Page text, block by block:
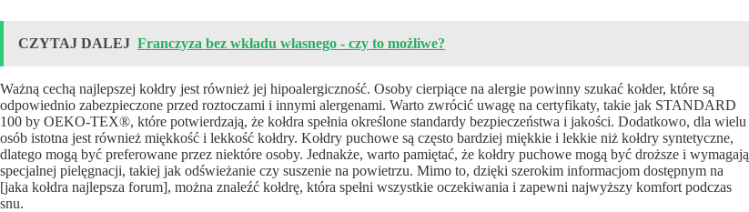
CZYTAJ DALEJ Franczyza bez wkładu własnego - czy to możliwe?
Ważną cechą najlepszej kołdry jest również jej hipoalergiczność. Osoby cierpiące na alergie powinny szukać kołder, które są
odpowiednio zabezpieczone przed roztoczami i innymi alergenami. Warto zwrócić uwagę na certyfikaty, takie jak STANDARD
100 by OEKO-TEX®, które potwierdzają, że kołdra spełnia określone standardy bezpieczeństwa i jakości. Dodatkowo, dla wielu
osób istotna jest również miękkość i lekkość kołdry. Kołdry puchowe są często bardziej miękkie i lekkie niż kołdry syntetyczne,
dlatego mogą być preferowane przez niektóre osoby. Jednakże, warto pamiętać, że kołdry puchowe mogą być droższe i wymagają
specjalnej pielęgnacji, takiej jak odświeżanie czy suszenie na powietrzu. Mimo to, dzięki szerokim informacjom dostępnym na
[jaka kołdra najlepsza forum], można znaleźć kołdrę, która spełni wszystkie oczekiwania i zapewni najwyższy komfort podczas
snu.